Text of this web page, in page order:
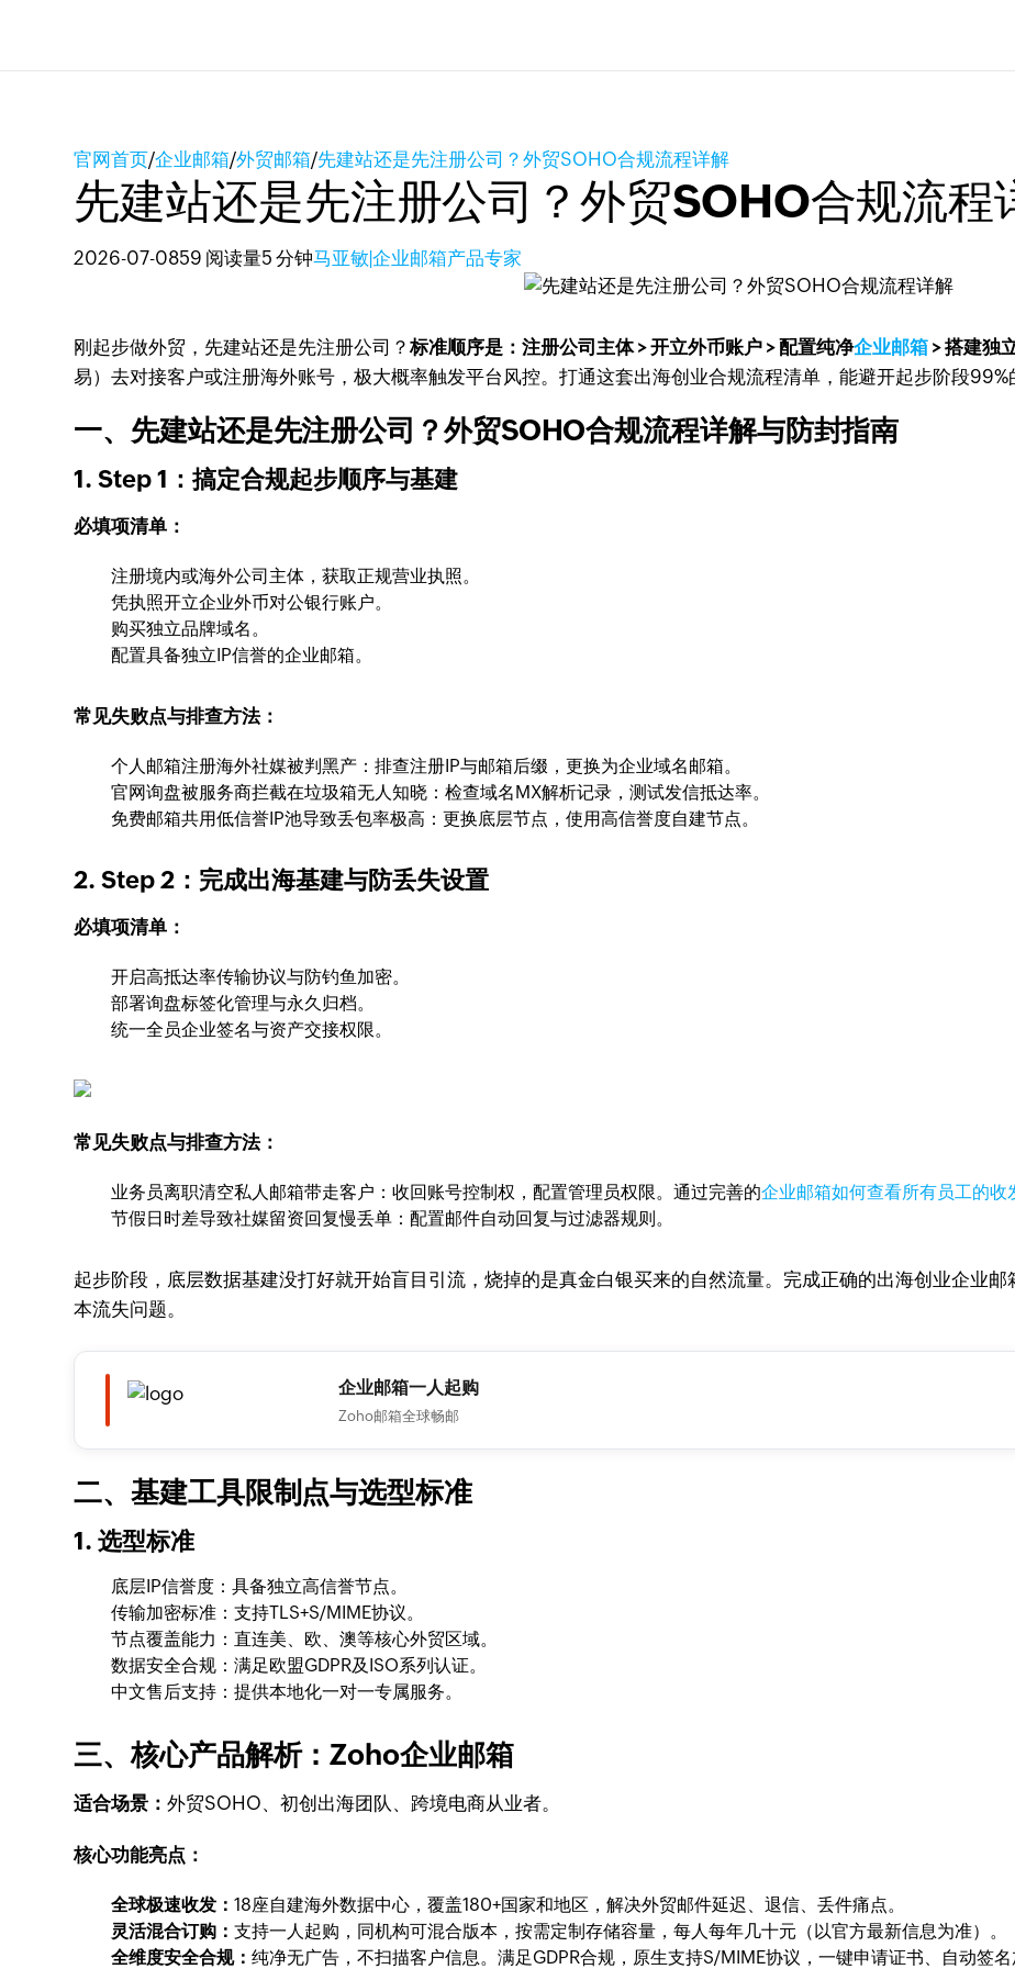
官网首页/企业邮箱/外贸邮箱/先建站还是先注册公司？外贸SOHO合规流程详解
先建站还是先注册公司？外贸SOHO合规流程
2026-07-0859 阅读量5 分钟马亚敏|企业邮箱产品专家
刚起步做外贸，先建站还是先注册公司？标准顺序是：注册公司主体 > 开立外币账户 > 配置纯净企业邮箱 > 搭建独
易）去对接客户或注册海外账号，极大概率触发平台风控。打通这套出海创业合规流程清单，能避开起步阶段99%
一、先建站还是先注册公司？外贸SOHO合规流程详解与防封指南
1. Step 1：搞定合规起步顺序与基建
必填项清单：
注册境内或海外公司主体，获取正规营业执照。
凭执照开立企业外币对公银行账户。
购买独立品牌域名。
配置具备独立IP信誉的企业邮箱。
常见失败点与排查方法：
个人邮箱注册海外社媒被判黑产：排查注册IP与邮箱后缀，更换为企业域名邮箱。
官网询盘被服务商拦截在垃圾箱无人知晓：检查域名MX解析记录，测试发信抵达率。
免费邮箱共用低信誉IP池导致丢包率极高：更换底层节点，使用高信誉度自建节点。
2. Step 2：完成出海基建与防丢失设置
必填项清单：
开启高抵达率传输协议与防钓鱼加密。
部署询盘标签化管理与永久归档。
统一全员企业签名与资产交接权限。
常见失败点与排查方法：
业务员离职清空私人邮箱带走客户：收回账号控制权，配置管理员权限。通过完善的企业邮箱如何查看所有员工的收
节假日时差导致社媒留资回复慢丢单：配置邮件自动回复与过滤器规则。
起步阶段，底层数据基建没打好就开始盲目引流，烧掉的是真金白银买来的自然流量。完成正确的出海创业企业
本流失问题。
企业邮箱一人起购
Zoho邮箱全球畅邮
二、基建工具限制点与选型标准
1. 选型标准
底层IP信誉度：具备独立高信誉节点。
传输加密标准：支持TLS+S/MIME协议。
节点覆盖能力：直连美、欧、澳等核心外贸区域。
数据安全合规：满足欧盟GDPR及ISO系列认证。
中文售后支持：提供本地化一对一专属服务。
三、核心产品解析：Zoho企业邮箱
适合场景：外贸SOHO、初创出海团队、跨境电商从业者。
核心功能亮点：
全球极速收发：18座自建海外数据中心，覆盖180+国家和地区，解决外贸邮件延迟、退信、丢件痛点。
灵活混合订购：支持一人起购，同机构可混合版本，按需定制存储容量，每人每年几十元（以官方最新信息为准）。
全维度安全合规：纯净无广告，不扫描客户信息。满足GDPR合规，原生支持S/MIME协议，一键申请证书、自动签